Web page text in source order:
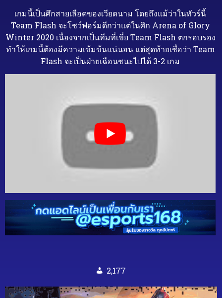
เกมนี้เป็นศึกสายเลือดของเวียดนาม โดยถึงแม้ว่าในทัวร์นี้
Team Flash จะโชว์ฟอร์มดีกว่าแต่ในศึก Arena of Glory
Winter 2020 เนื่องจากเป็นทีมที่เขี่ย Team Flash ตกรอบรอง
ทำให้เกมนี้ต้องมีความเข้มข้นแน่นอน แต่สุดท้ายเชื่อว่า Team
Flash จะเป็นฝ่ายเฉือนชนะไปได้ 3-2 เกม
2,177